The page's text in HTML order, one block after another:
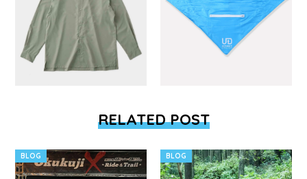
RELATED POST
BLOG BLOG